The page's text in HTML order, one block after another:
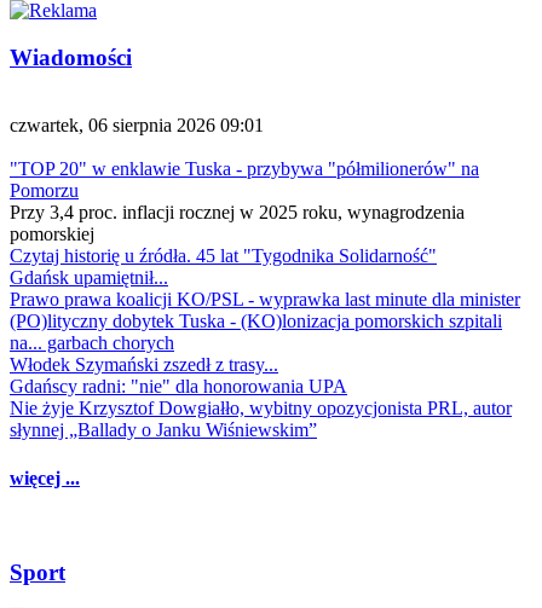
Wiadomości
czwartek, 06 sierpnia 2026 09:01
"TOP 20" w enklawie Tuska - przybywa "półmilionerów" na
Pomorzu
Przy 3,4 proc. inflacji rocznej w 2025 roku, wynagrodzenia
pomorskiej
Czytaj historię u źródła. 45 lat "Tygodnika Solidarność"
Gdańsk upamiętnił...
Prawo prawa koalicji KO/PSL - wyprawka last minute dla minister
(PO)lityczny dobytek Tuska - (KO)lonizacja pomorskich szpitali
na... garbach chorych
Włodek Szymański zszedł z trasy...
Gdańscy radni: "nie" dla honorowania UPA
Nie żyje Krzysztof Dowgiałło, wybitny opozycjonista PRL, autor
słynnej „Ballady o Janku Wiśniewskim”
więcej ...
Sport